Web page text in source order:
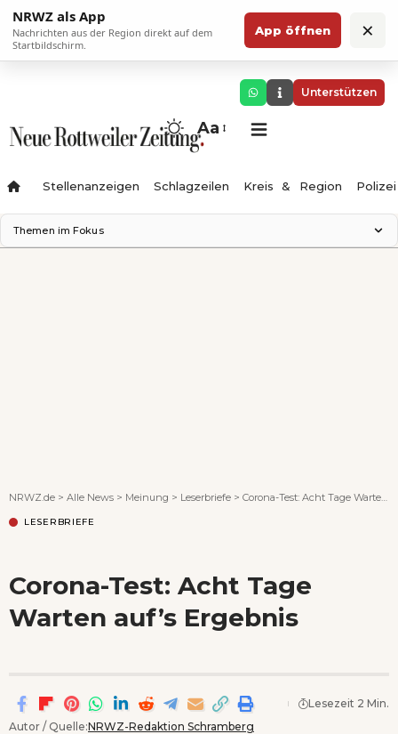
NRWZ als App
Nachrichten aus der Region direkt auf dem
Startbildschirm.
App öffnen ×
Unterstützen
Aa
Stellenanzeigen Schlagzeilen Kreis & Region Polizei
Themen im Fokus
NRWZ.de > Alle News > Meinung > Leserbriefe > Corona-Test: Acht Tage Warten auf’s Ergebnis
LESERBRIEFE
Corona-Test: Acht Tage
Warten auf’s Ergebnis
Autor / Quelle:NRWZ-Redaktion Schramberg
Lesezeit 2 Min.